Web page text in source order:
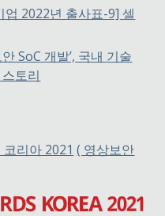
2022년 출사표-9] 셀
SoC 개발’, 국내 기술
토리
리아 2021 ( 영상보안